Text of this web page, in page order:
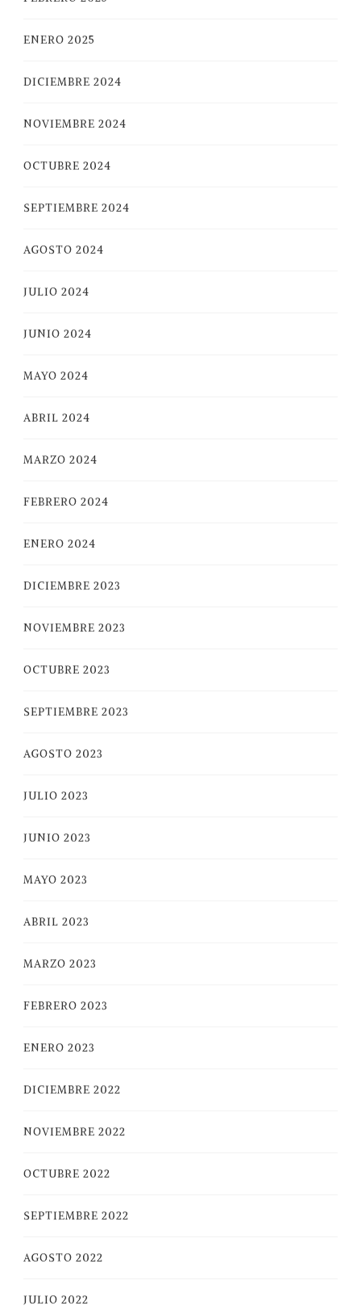
ENERO 2025
DICIEMBRE 2024
NOVIEMBRE 2024
OCTUBRE 2024
SEPTIEMBRE 2024
AGOSTO 2024
JULIO 2024
JUNIO 2024
MAYO 2024
ABRIL 2024
MARZO 2024
FEBRERO 2024
ENERO 2024
DICIEMBRE 2023
NOVIEMBRE 2023
OCTUBRE 2023
SEPTIEMBRE 2023
AGOSTO 2023
JULIO 2023
JUNIO 2023
MAYO 2023
ABRIL 2023
MARZO 2023
FEBRERO 2023
ENERO 2023
DICIEMBRE 2022
NOVIEMBRE 2022
OCTUBRE 2022
SEPTIEMBRE 2022
AGOSTO 2022
JULIO 2022